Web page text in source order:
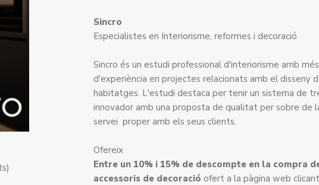
Sincro
Especialistes en Interiorisme, reformes i decoració
Sincro és un estudi professional d'interiorisme amb
d'experiència en projectes relacionats amb el disseny
habitatges. L'estudi destaca per tenir un sistema de
innovador amb una proposta de qualitat per sobre de
servei proper amb els seus clients.
Ofereix
Entre un 10% i 15% de descompte en la compra
accessoris de decoració ofert a la pàgina web